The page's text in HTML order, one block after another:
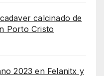
calcinado de
Porto Cristo
2023 en Felanitx y